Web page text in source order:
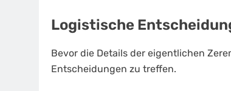
Logistische
Bevor die Details der eigentlichen
Entscheidungen zu treffen.